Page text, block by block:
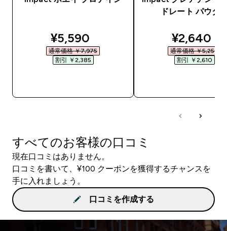
discounted price
¥5,590‎
通常価格 ￥7,975‎
割引 ￥2,385‎
ドレート パウダ
¥2,640‎
通常価格 ￥5,250‎
割引 ￥2,610‎
すべてのお客様の口コミ
現在口コミはありません。
口コミを書いて、¥100 クーポンを獲得するチャンスを
手に入れましょう。
口コミを作成する